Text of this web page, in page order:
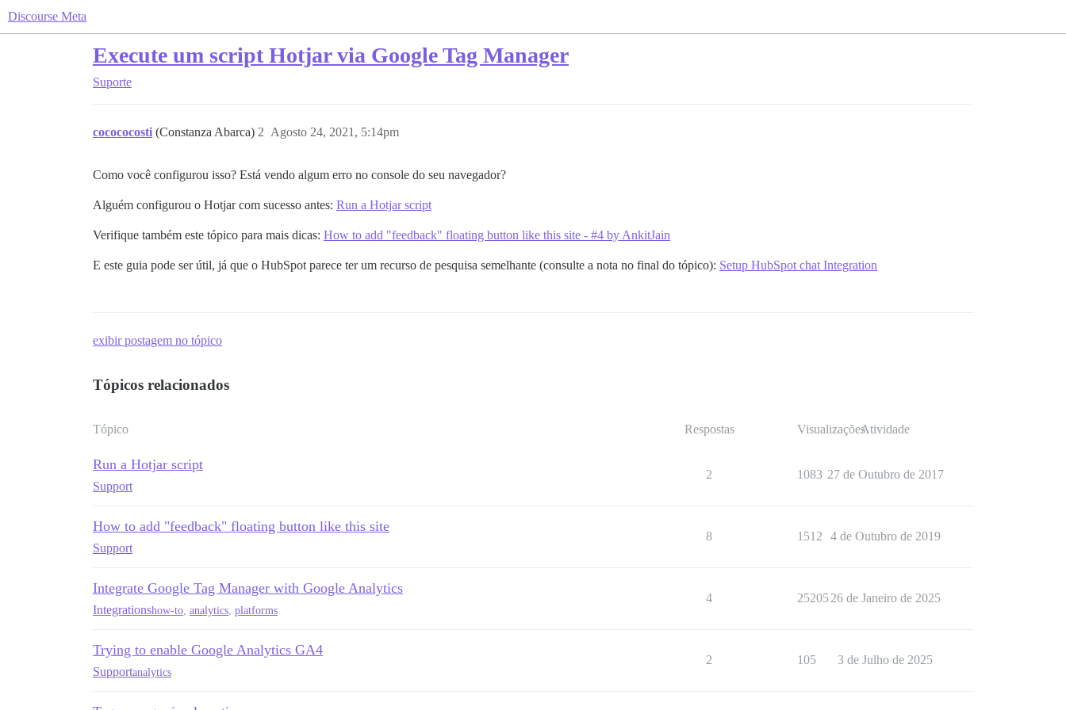
Discourse Meta
Execute um script Hotjar via Google Tag Manager
Suporte
cocococosti (Constanza Abarca) Agosto 24, 2021, 5:14pm
2
Como você configurou isso? Está vendo algum erro no console do seu navegador?
Alguém configurou o Hotjar com sucesso antes: Run a Hotjar script
Verifique também este tópico para mais dicas: How to add "feedback" floating button like this site - #4 by AnkitJain
E este guia pode ser útil, já que o HubSpot parece ter um recurso de pesquisa semelhante (consulte a nota no final do tópico): Setup HubSpot chat Integration
exibir postagem no tópico
Tópicos relacionados
Tópico Respostas VisualizaçõesAtividade
Run a Hotjar script
Support
2 1083 27 de Outubro de 2017
How to add "feedback" floating button like this site
Support
8 1512 4 de Outubro de 2019
Integrate Google Tag Manager with Google Analytics
Integrationshow-to analytics platforms
4 2520526 de Janeiro de 2025
Trying to enable Google Analytics GA4
Supportanalytics
2 105 3 de Julho de 2025